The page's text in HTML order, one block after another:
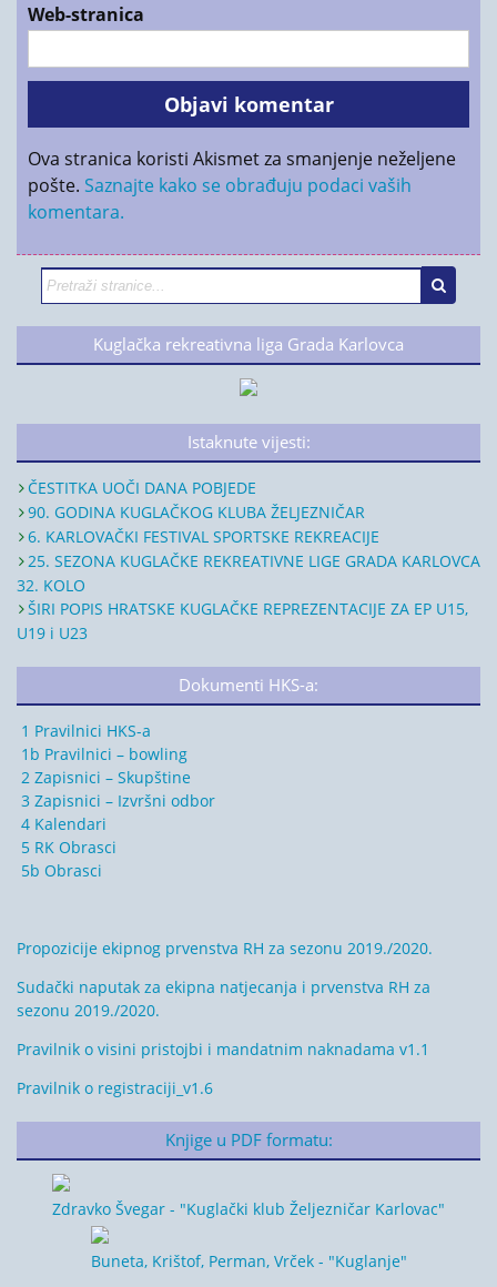
Web-stranica
Ova stranica koristi Akismet za smanjenje neželjene
pošte. Saznajte kako se obrađuju podaci vaših
komentara.
Kuglačka rekreativna liga Grada Karlovca
Istaknute vijesti:
ČESTITKA UOČI DANA POBJEDE
90. GODINA KUGLAČKOG KLUBA ŽELJEZNIČAR
6. KARLOVAČKI FESTIVAL SPORTSKE REKREACIJE
25. SEZONA KUGLAČKE REKREATIVNE LIGE GRADA KARLOVCA
32. KOLO
ŠIRI POPIS HRATSKE KUGLAČKE REPREZENTACIJE ZA EP U15,
U19 i U23
Dokumenti HKS-a:
1 Pravilnici HKS-a
1b Pravilnici – bowling
2 Zapisnici – Skupštine
3 Zapisnici – Izvršni odbor
4 Kalendari
5 RK Obrasci
5b Obrasci
Propozicije ekipnog prvenstva RH za sezonu 2019./2020.
Sudački naputak za ekipna natjecanja i prvenstva RH za
sezonu 2019./2020.
Pravilnik o visini pristojbi i mandatnim naknadama v1.1
Pravilnik o registraciji_v1.6
Knjige u PDF formatu:
Zdravko Švegar - "Kuglački klub Željezničar Karlovac"
Buneta, Krištof, Perman, Vrček - "Kuglanje"